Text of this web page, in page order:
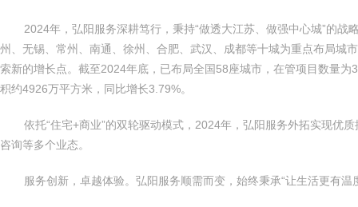
2024年，弘阳服务深耕笃行，秉持“做透大江苏、做强中心城”的
州、无锡、常州、南通、徐州、合肥、武汉、成都等十城为重点布局城
索新的增长点。截至2024年底，已布局全国58座城市，在管项目数量
积约4926万平方米，同比增长3.79%。
依托“住宅+商业”的双轮驱动模式，2024年，弘阳服务外拓实现优
咨询等多个业态。
服务创新，卓越体验。弘阳服务顺需而变，始终秉承“让生活更有